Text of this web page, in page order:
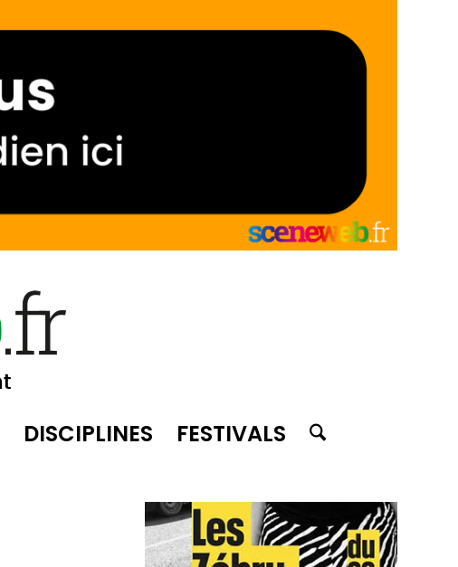
DISCIPLINES FESTIVALS